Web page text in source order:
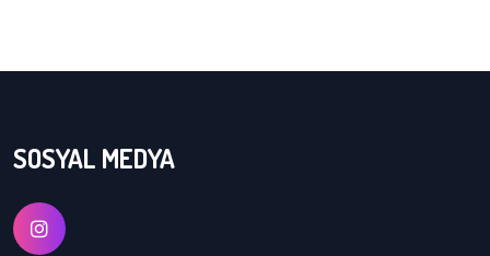
SOSYAL MEDYA